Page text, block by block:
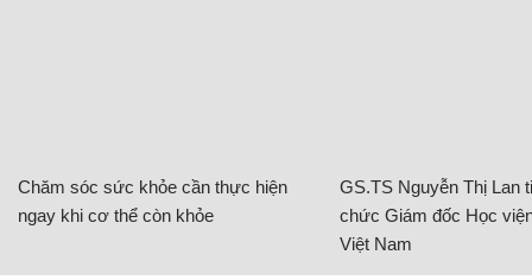
Chăm sóc sức khỏe cần thực hiện
ngay khi cơ thể còn khỏe
GS.TS Nguyễn Thị Lan
chức Giám đốc Học
Việt Nam